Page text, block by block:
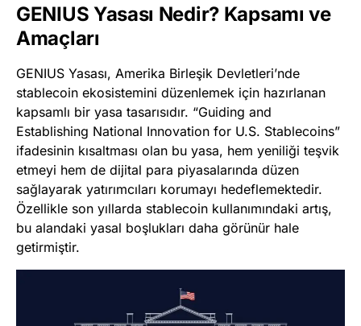
GENIUS Yasası Nedir? Kapsamı ve
Amaçları
GENIUS Yasası, Amerika Birleşik Devletleri’nde
stablecoin ekosistemini düzenlemek için hazırlanan
kapsamlı bir yasa tasarısıdır. “Guiding and
Establishing National Innovation for U.S. Stablecoins”
ifadesinin kısaltması olan bu yasa, hem yeniliği teşvik
etmeyi hem de dijital para piyasalarında düzen
sağlayarak yatırımcıları korumayı hedeflemektedir.
Özellikle son yıllarda stablecoin kullanımındaki artış,
bu alandaki yasal boşlukları daha görünür hale
getirmiştir.